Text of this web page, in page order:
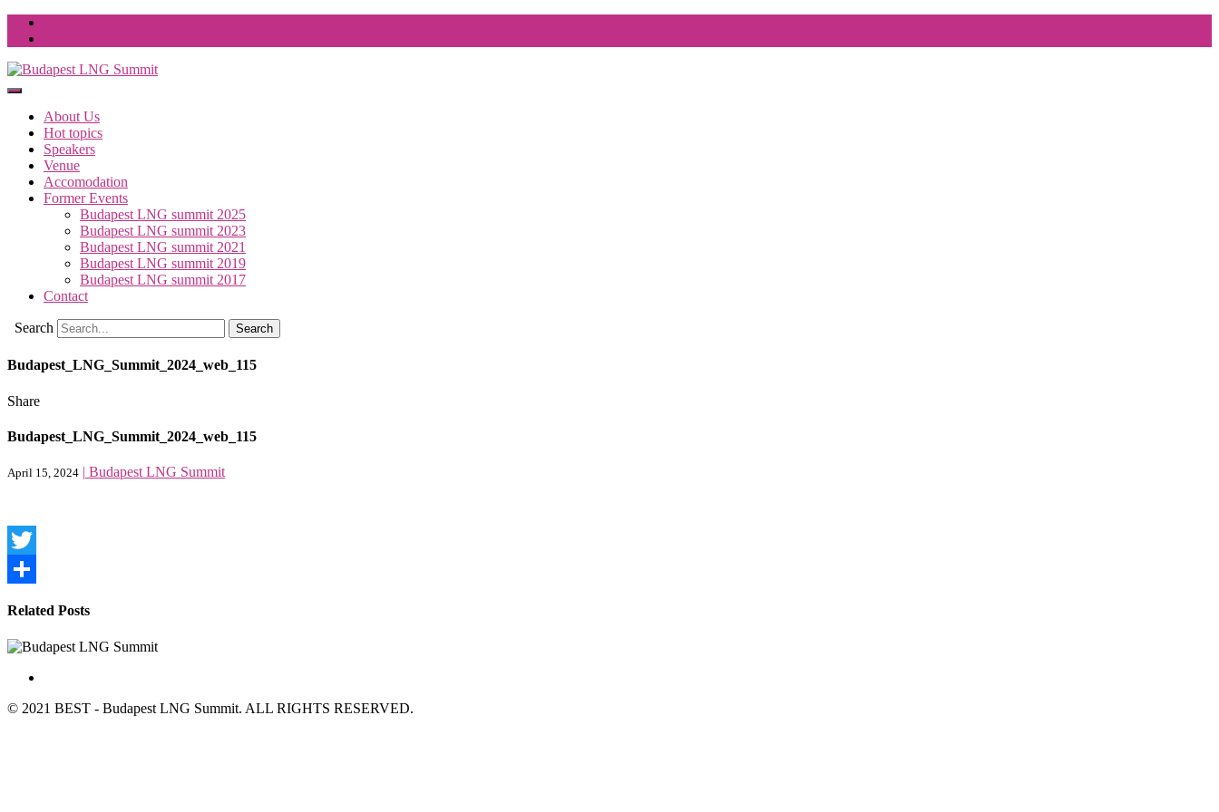
About Us
Hot topics
Speakers
Venue
Accomodation
Former Events
Budapest LNG summit 2025
Budapest LNG summit 2023
Budapest LNG summit 2021
Budapest LNG summit 2019
Budapest LNG summit 2017
Contact
Search
Budapest_LNG_Summit_2024_web_115
Share
Budapest_LNG_Summit_2024_web_115
April 15, 2024 | Budapest LNG Summit
Twitter
Related Posts
© 2021 BEST - Budapest LNG Summit. ALL RIGHTS RESERVED.